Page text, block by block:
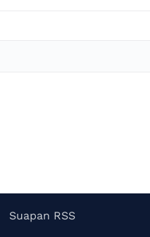
Suapan RSS